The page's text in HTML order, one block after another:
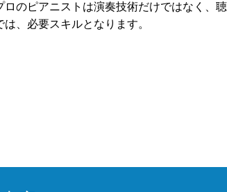
のピアニストは演奏技術だけではなく、聴
、必要スキルとなります。